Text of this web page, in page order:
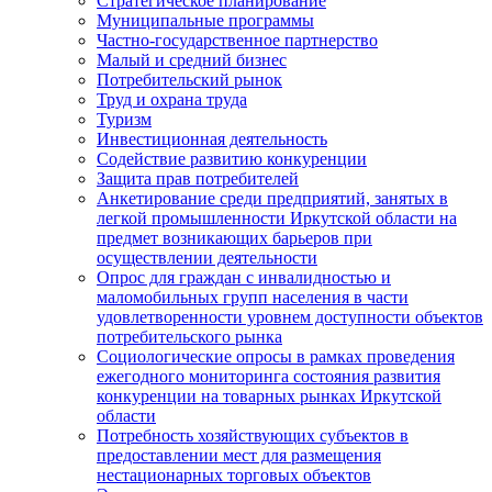
Муниципальные программы
Частно-государственное партнерство
Малый и средний бизнес
Потребительский рынок
Труд и охрана труда
Туризм
Инвестиционная деятельность
Содействие развитию конкуренции
Защита прав потребителей
Анкетирование среди предприятий, занятых в
легкой промышленности Иркутской области на
предмет возникающих барьеров при
осуществлении деятельности
Опрос для граждан с инвалидностью и
маломобильных групп населения в части
удовлетворенности уровнем доступности объектов
потребительского рынка
Социологические опросы в рамках проведения
ежегодного мониторинга состояния развития
конкуренции на товарных рынках Иркутской
области
Потребность хозяйствующих субъектов в
предоставлении мест для размещения
нестационарных торговых объектов